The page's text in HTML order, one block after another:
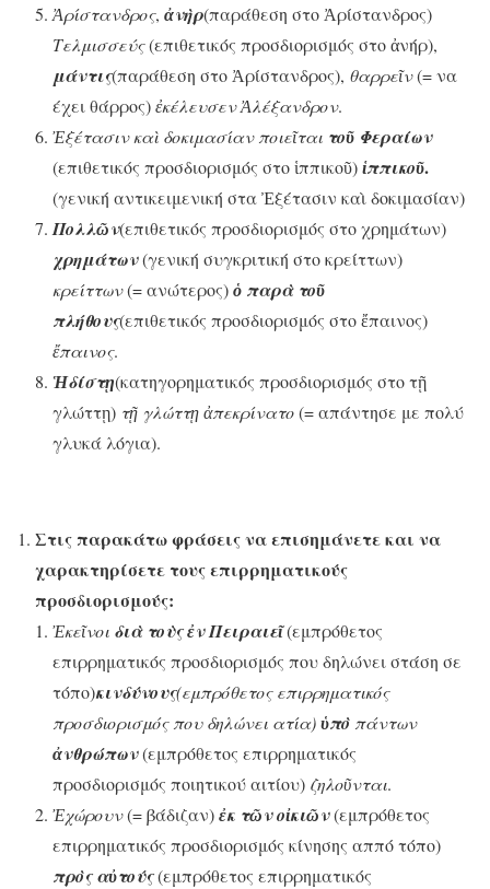
Ἀρίστανδρος, ἀνὴρ(παράθεση στο Ἀρίστανδρος)
Τελμισσεύς(επιθετικός προσδιορισμός στο ἀνήρ),
μάντις(παράθεση στο Ἀρίστανδρος), θαρρεῖν(= να
έχει θάρρος)ἐκέλευσεν Ἀλέξανδρον.
Ἐξέτασιν καὶ δοκιμασίαν ποιεῖται τοῦ Φεραίων
(επιθετικός προσδιορισμός στο ἱππικοῦ)ἱππικοῦ.
(γενική αντικειμενική στα Ἐξέτασιν καὶ δοκιμασίαν)
Πολλῶν(επιθετικός προσδιορισμός στο χρημάτων)
χρημάτων(γενική συγκριτική στο κρείττων)
κρείττων(= ανώτερος)ὁ παρὰ τοῦ
πλήθους(επιθετικός προσδιορισμός στο ἔπαινος)
ἔπαινος.
Ἡδίστῃ(κατηγορηματικός προσδιορισμός στο τῇ
γλώττῃ) τῇ γλώττῃ ἀπεκρίνατο(= απάντησε με πολύ
γλυκά λόγια).
Στις παρακάτω φράσεις να επισημάνετε και να
χαρακτηρίσετε τους επιρρηματικούς
προσδιορισμούς:
Ἐκεῖνοι διὰ τοὺςἐν Πειραιεῖ(εμπρόθετος
επιρρηματικός προσδιορισμός που δηλώνει στάση σε
τόπο)κινδύνους(εμπρόθετος επιρρηματικός
προσδιορισμός που δηλώνει ατία)ὑπὸ πάντων
ἀνθρώπων(εμπρόθετος επιρρηματικός
προσδιορισμός ποιητικού αιτίου) ζηλοῦνται.
Ἐχώρουν(= βάδιζαν)ἐκ τῶν οἰκιῶν(εμπρόθετος
επιρρηματικός προσδιορισμός κίνησης αππό τόπο)
πρὸς αὐτούς(εμπρόθετος επιρρηματικός